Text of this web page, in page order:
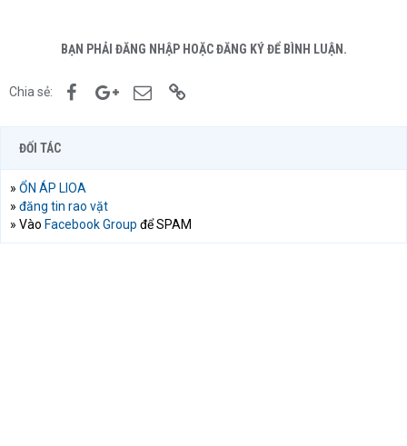
BẠN PHẢI ĐĂNG NHẬP HOẶC ĐĂNG KÝ ĐỂ BÌNH LUẬN.
Chia sẻ: FacebookGoogle+Email
ĐỐI TÁC
» ỔN ÁP LIOA
» đăng tin rao vặt
» Vào Facebook Group để SPAM